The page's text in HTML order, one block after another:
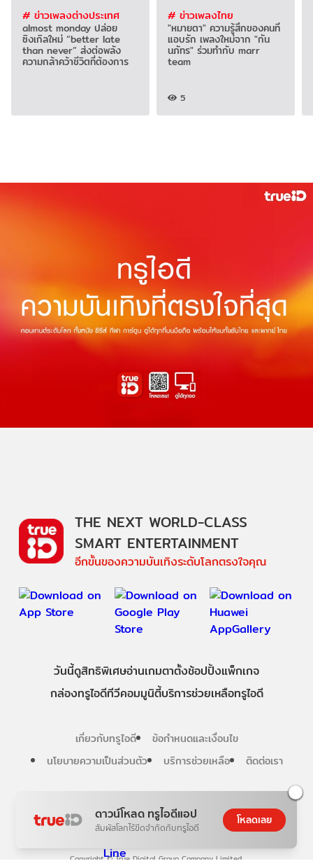
# ข่าวเพลงต่างประเทศ
almost monday ปล่อย
ซิงเกิลใหม่ “better late
than never” ส่งต่อพลัง
ความกล้าคว้าชีวิตที่ต้องการ
# ข่าวเพลงไทย
"หมายตา" ความรู้สึกของคนที่
แอบรัก เพลงใหม่จาก "กัน
นภัทร" ร่วมทำกับ marr
team
5
ดาวน์โหลด ทรูไอดีแอป
สัมผัสโลกไร้ขีดจำกัดกับทรูไอดี
โหลดเลย
Copyright © True Digital Group Company Limited.
THE NEXT WORLD-CLASS
SMART ENTERTAINMENT
อีกขั้นของความบันเทิงระดับโลกตรงใจคุณ
วันนี้ดูสิทธิพิเศษอ่านเกมตาตั้งช้อปปิ้งแพ็กเกจ
กล่องทรูไอดีทีวีคอมมูนิตี้บริการช่วยเหลือทรูไอดี
เกี่ยวกับทรูไอดี
ข้อกำหนดและเงื่อนไข
นโยบายความเป็นส่วนตัว
บริการช่วยเหลือ ติดต่อเรา